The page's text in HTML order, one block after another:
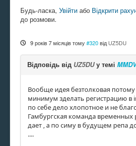
Будь-ласка, Увійти або Відкрити
до розмови.
9 років 7 місяців тому #320 від UZ5DU
Відповідь від UZ5DUу темі
Вообще идея безтолковая
минимум зделать регистрацию в
по себе дело хлопотное и не
Гамбургская команда временных
дает , а по симу в будущем репа
....